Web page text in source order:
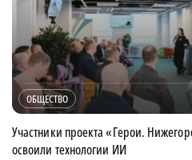
ОБЩЕСТВО
Участники проекта «Герои.
освоили технологии ИИ